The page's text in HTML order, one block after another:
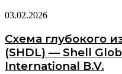
03.02.2026
Схема глубокого
(SHDL) — Shell
International B.V.